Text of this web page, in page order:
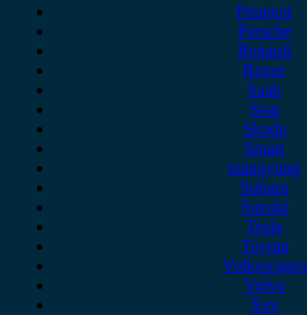
Peugeot
Porsche
Renault
Rover
Saab
Seat
Skoda
Smart
ssangyong
Subaru
Suzuki
Tesla
Toyota
Volkswagen
Volvo
Xev